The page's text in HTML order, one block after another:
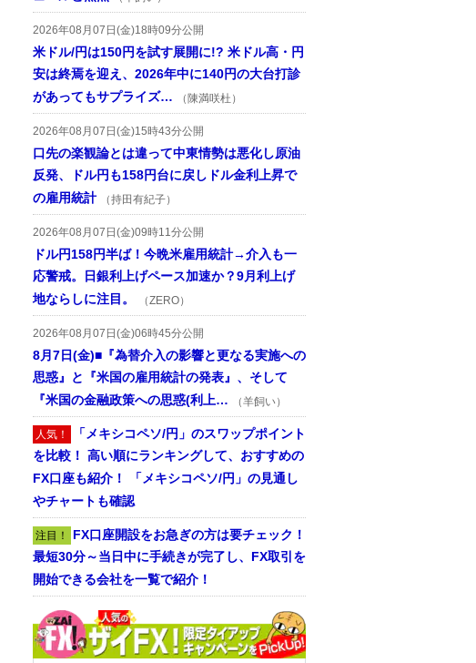
2026年08月07日(金)18時09分公開
米ドル/円は150円を試す展開に!? 米ドル高・円
安は終焉を迎え、2026年中に140円の大台打診
があってもサプライズ…
（陳満咲杜）
2026年08月07日(金)15時43分公開
口先の楽観論とは違って中東情勢は悪化し原油
反発、ドル円も158円台に戻しドル金利上昇で
の雇用統計
（持田有紀子）
2026年08月07日(金)09時11分公開
ドル円158円半ば！今晩米雇用統計→介入も一
応警戒。日銀利上げペース加速か？9月利上げ
地ならしに注目。
（ZERO）
2026年08月07日(金)06時45分公開
8月7日(金)■『為替介入の影響と更なる実施への
思惑』と『米国の雇用統計の発表』、そして
『米国の金融政策への思惑(利上…
（羊飼い）
人気！ 「メキシコペソ/円」のスワップポイント
を比較！ 高い順にランキングして、おすすめの
FX口座も紹介！ 「メキシコペソ/円」の見通し
やチャートも確認
注目！ FX口座開設をお急ぎの方は要チェック！
最短30分～当日中に手続きが完了し、FX取引を
開始できる会社を一覧で紹介！